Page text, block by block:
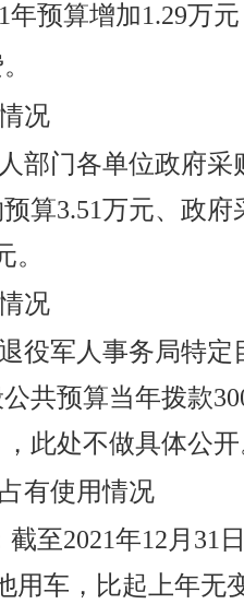
年预算增加1.29万
况
部门各单位政府采
算3.51万元、政府
。
况
役军人事务局特定
共预算当年拨款
此处不做具体公
有使用情况
截至2021年12月31
用车， 比起上年无